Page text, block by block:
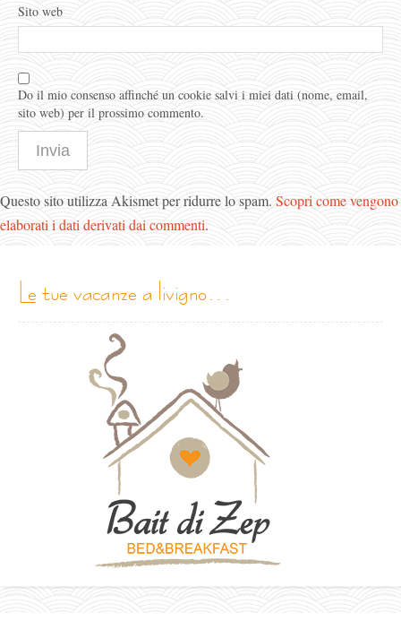
Sito web
Do il mio consenso affinché un cookie salvi i miei dati (nome, email,
sito web) per il prossimo commento.
Questo sito utilizza Akismet per ridurre lo spam. Scopri come vengono
elaborati i dati derivati dai commenti.
le tue vacanze a livigno…